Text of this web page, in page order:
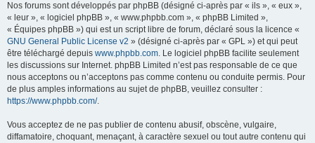
Nos forums sont développés par phpBB (désigné ci-après par « ils », « eux »,
« leur », « logiciel phpBB », « www.phpbb.com », « phpBB Limited »,
« Équipes phpBB ») qui est un script libre de forum, déclaré sous la licence «
GNU General Public License v2 » (désigné ci-après par « GPL ») et qui peut
être téléchargé depuis www.phpbb.com. Le logiciel phpBB facilite seulement
les discussions sur Internet. phpBB Limited n’est pas responsable de ce que
nous acceptons ou n’acceptons pas comme contenu ou conduite permis. Pour
de plus amples informations au sujet de phpBB, veuillez consulter :
https://www.phpbb.com/.
Vous acceptez de ne pas publier de contenu abusif, obscène, vulgaire,
diffamatoire, choquant, menaçant, à caractère sexuel ou tout autre contenu qui